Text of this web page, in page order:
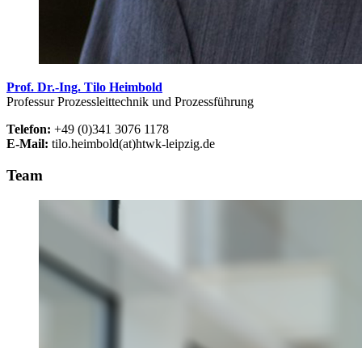
Prof. Dr.-Ing. Tilo Heimbold
Professur Prozessleittechnik und Prozessführung
Telefon: +49 (0)341 3076 1178
E-Mail: tilo.heimbold(at)htwk-leipzig.de
Team